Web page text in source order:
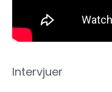
Intervjuer